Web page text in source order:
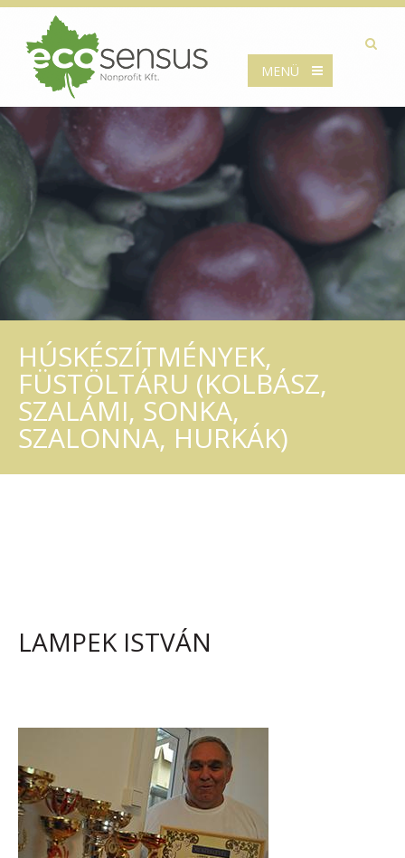
MENÜ
HÚSKÉSZÍTMÉNYEK,
FÜSTÖLTÁRU (KOLBÁSZ,
SZALÁMI, SONKA,
SZALONNA, HURKÁK)
LAMPEK ISTVÁN